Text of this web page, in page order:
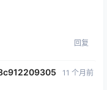
回复
11 个月前